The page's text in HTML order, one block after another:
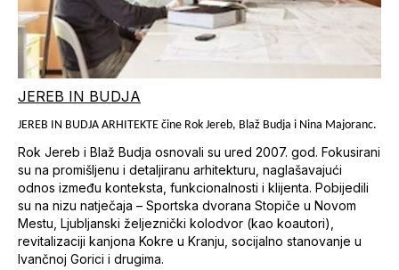
JEREB IN BUDJA
JEREB IN BUDJA ARHITEKTE čine Rok Jereb, Blaž Budja i Nina Majoranc.
Rok Jereb i Blaž Budja osnovali su ured 2007. god. Fokusirani
su na promišljenu i detaljiranu arhitekturu, naglašavajući
odnos između konteksta, funkcionalnosti i klijenta. Pobijedili
su na nizu natječaja – Sportska dvorana Stopiče u Novom
Mestu, Ljubljanski željeznički kolodvor (kao koautori),
revitalizaciji kanjona Kokre u Kranju, socijalno stanovanje u
Ivančnoj Gorici i drugima.